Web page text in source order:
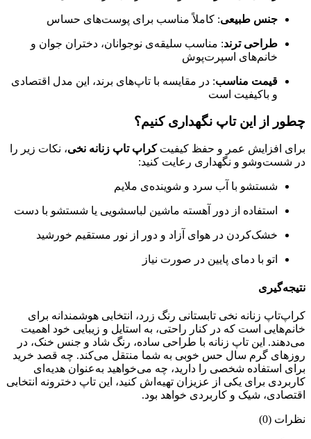
جنس طبیعی: کاملاً مناسب برای پوست‌های حساس
طراحی ترند: مناسب سلیقه‌ی نوجوانان، دختران جوان و
خانم‌های اسپرت‌پوش
قیمت مناسب: در مقایسه با تاپ‌های برند، این مدل اقتصادی
و باکیفیت است
چطور از این تاپ نگهداری کنیم؟
برای افزایش عمر و حفظ کیفیتکراپ تاپ زنانه نخی، نکات زیر را
در شست‌وشو و نگهداری رعایت کنید:
شستشو با آب سرد و شوینده‌ی ملایم
استفاده از دور آهسته ماشین لباسشویی یا شستشو با دست
خشک‌کردن در هوای آزاد و دور از نور مستقیم خورشید
اتو با دمای پایین در صورت نیاز
نتیجه‌گیری
کراپ‌تاپ زنانه نخی تابستانی رنگ زرد، انتخابی هوشمندانه برای
خانم‌هایی است که در کنار راحتی، به استایل و زیبایی خود اهمیت
می‌دهند. این تاپ زنانه با طراحی ساده، رنگ شاد و جنس خنک، در
روزهای گرم سال حس خوبی به شما منتقل می‌کند. چه قصد خرید
برای استفاده شخصی را دارید، چه می‌خواهید به‌عنوان هدیه‌ای
کاربردی برای یکی از عزیزان تهیه‌اش کنید، این تاپ دخترونه انتخابی
اقتصادی، شیک و کاربردی خواهد بود.
نظرات (0)